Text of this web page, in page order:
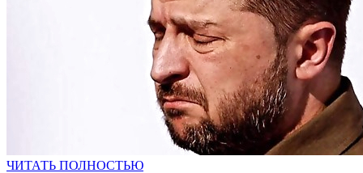
ЧИТАТЬ ПОЛНОСТЬЮ